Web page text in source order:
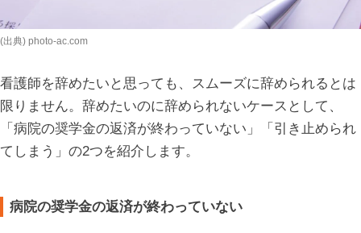
(出典) photo-ac.com
看護師を辞めたいと思っても、スムーズに辞められるとは
限りません。辞めたいのに辞められないケースとして、
「病院の奨学金の返済が終わっていない」「引き止められ
てしまう」の2つを紹介します。
病院の奨学金の返済が終わっていない